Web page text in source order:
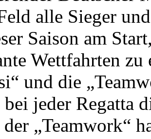
alle Sieger
Saison am
Wettfahrten
und die
bei jeder Regatta
„Teamwork“